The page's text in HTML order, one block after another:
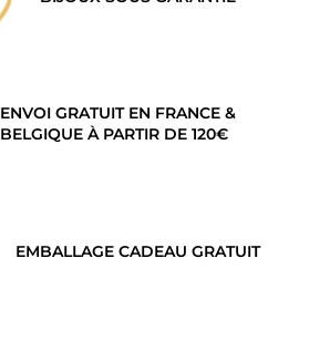
ENVOI GRATUIT EN FRANCE &
BELGIQUE À PARTIR DE 120€
EMBALLAGE CADEAU GRATUIT